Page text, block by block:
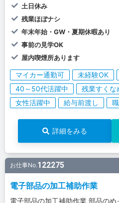
土日休み
残業ほぼナシ
年末年始・GW・夏期休暇あり
事前の見学OK
屋内喫煙所あります
マイカー通勤可 未経験OK
40～50代活躍中
残業すくな
女性活躍中
給与前渡し
詳細をみる
お仕事No.122275
電子部品の加工補助作業
電子部品の加工補助作業 部品の